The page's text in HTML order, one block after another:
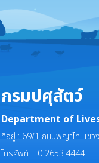
กรมปศุสัตว์
Department of
ที่อยู่ : 69/1 ถนนพญาไท แขว
โทรศัพท์ : 0 2653 4444